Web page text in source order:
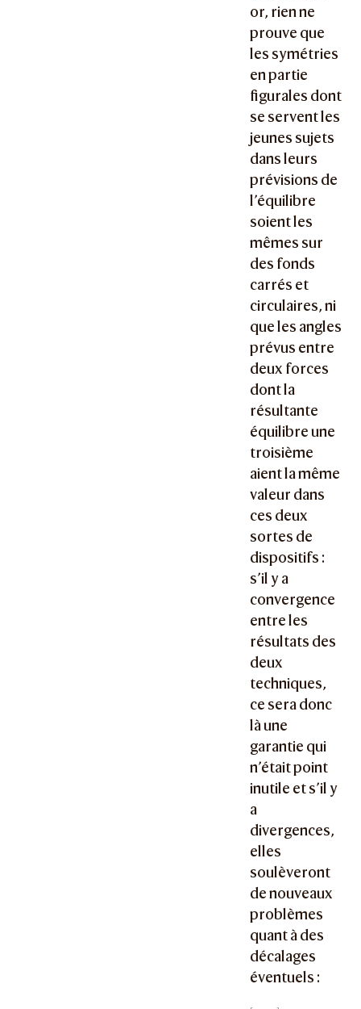
or, rien ne
prouve que
les symétries
en partie
figurales dont
se servent les
jeunes sujets
dans leurs
prévisions de
l’équilibre
soient les
mêmes sur
des fonds
carrés et
circulaires, ni
que les angles
prévus entre
deux forces
dont la
résultante
équilibre une
troisième
aient la même
valeur dans
ces deux
sortes de
dispositifs :
s’il y a
convergence
entre les
résultats des
deux
techniques,
ce sera donc
là une
garantie qui
n’était point
inutile et s’il y
a
divergences,
elles
soulèveront
de nouveaux
problèmes
quant à des
décalages
éventuels :